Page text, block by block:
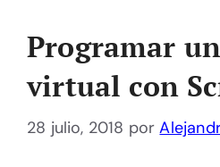
Programar
virtual con
28 julio, 2018 por